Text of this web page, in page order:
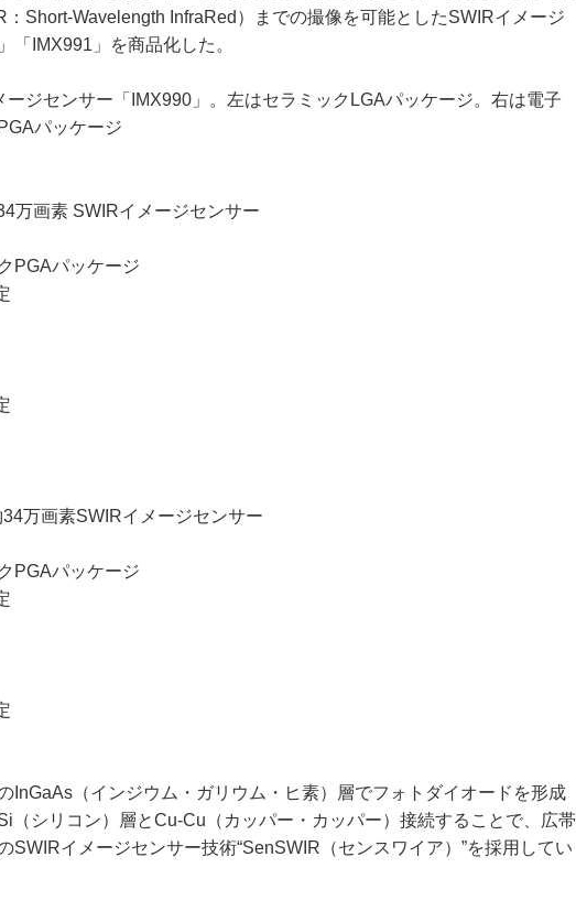
Short-Wavelength InfraRed）までの撮像を可能としたSWIRイメージ
「IMX991」を商品化した。
ジセンサー「IMX990」。左はセラミックLGAパッケージ。右は電子
パッケージ
万画素 SWIRイメージセンサー
PGAパッケージ
万画素SWIRイメージセンサー
PGAパッケージ
InGaAs（インジウム・ガリウム・ヒ素）層でフォトダイオードを形成
（シリコン）層とCu-Cu（カッパー・カッパー）接続することで、広帯
SWIRイメージセンサー技術“SenSWIR（センスワイア）”を採用してい